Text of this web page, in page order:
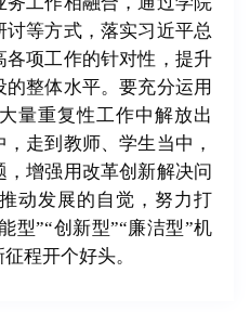
等方式，落实习近平总
项工作的针对性，提升
整体水平。要充分运用
量重复性工作中解放出
走到教师、学生当中，
增强用改革创新解决问
动发展的自觉，努力打
型”“创新型”“廉洁型”机
程开个好头。